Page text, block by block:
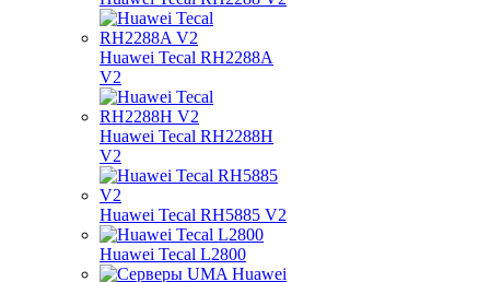
Huawei Tecal RH2288A
V2
Huawei Tecal RH2288H
V2
Huawei Tecal RH5885 V2
Huawei Tecal L2800